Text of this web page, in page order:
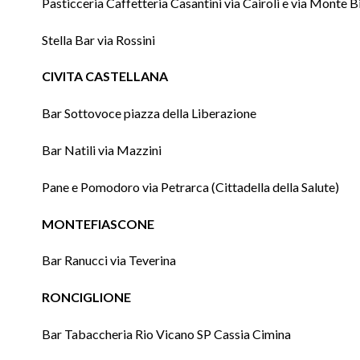
Stella Bar via Rossini
CIVITA CASTELLANA
Bar Sottovoce piazza della Liberazione
Bar Natili via Mazzini
Pane e Pomodoro via Petrarca (Cittadella della Salute)
MONTEFIASCONE
Bar Ranucci via Teverina
RONCIGLIONE
Bar Tabaccheria Rio Vicano SP Cassia Cimina